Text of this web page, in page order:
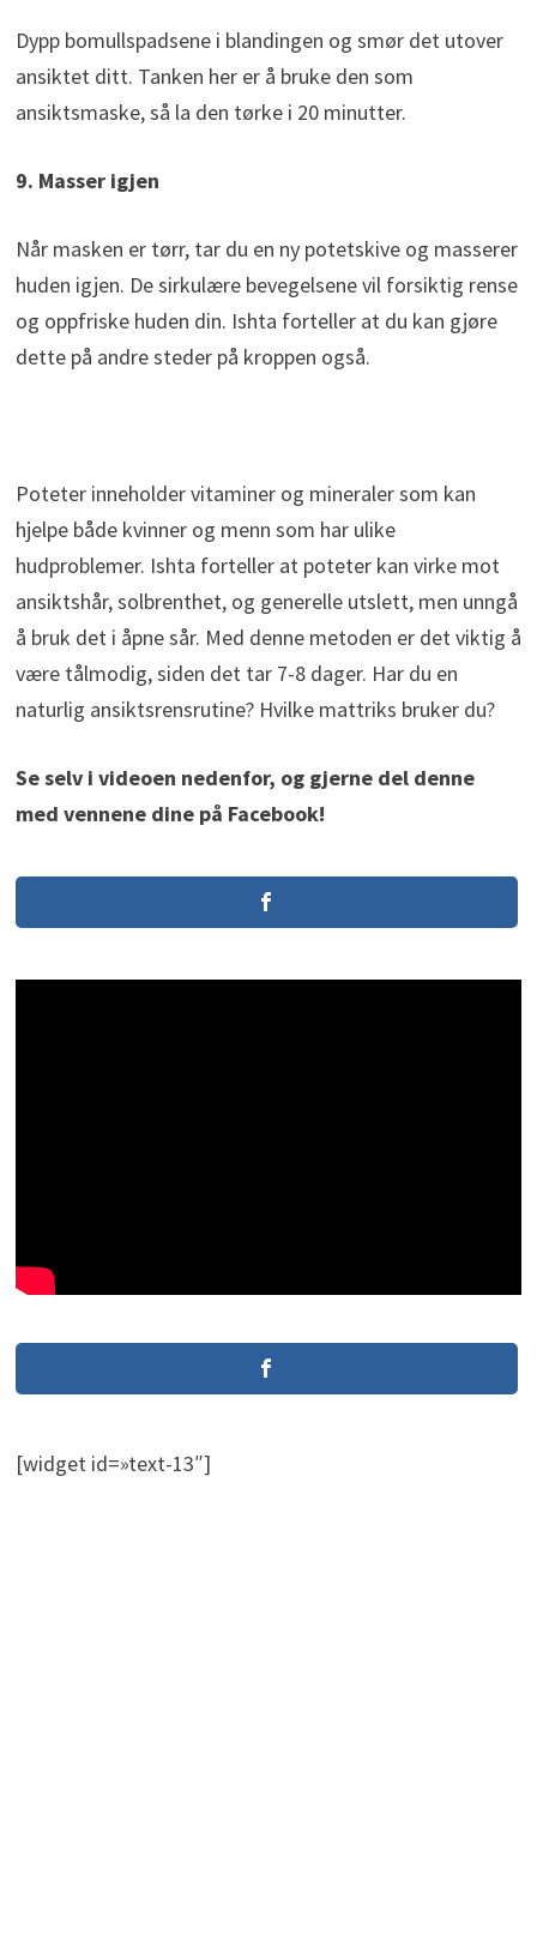
Dypp bomullspadsene i blandingen og smør det utover
ansiktet ditt. Tanken her er å bruke den som
ansiktsmaske, så la den tørke i 20 minutter.
9. Masser igjen
Når masken er tørr, tar du en ny potetskive og masserer
huden igjen. De sirkulære bevegelsene vil forsiktig rense
og oppfriske huden din. Ishta forteller at du kan gjøre
dette på andre steder på kroppen også.
Poteter inneholder vitaminer og mineraler som kan
hjelpe både kvinner og menn som har ulike
hudproblemer. Ishta forteller at poteter kan virke mot
ansiktshår, solbrenthet, og generelle utslett, men unngå
å bruk det i åpne sår. Med denne metoden er det viktig å
være tålmodig, siden det tar 7-8 dager. Har du en
naturlig ansiktsrensrutine? Hvilke mattriks bruker du?
Se selv i videoen nedenfor, og gjerne del denne
med vennene dine på Facebook!
[widget id=»text-13″]